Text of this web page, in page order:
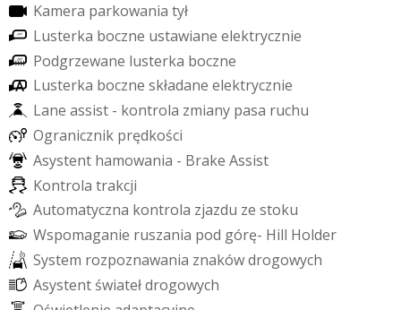
Kamera parkowania tył
Lusterka boczne ustawiane elektrycznie
Podgrzewane lusterka boczne
Lusterka boczne składane elektrycznie
Lane assist - kontrola zmiany pasa ruchu
Ogranicznik prędkości
Asystent hamowania - Brake Assist
Kontrola trakcji
Automatyczna kontrola zjazdu ze stoku
Wspomaganie ruszania pod górę- Hill Holder
System rozpoznawania znakówdrogowych
Asystent światełdrogowych